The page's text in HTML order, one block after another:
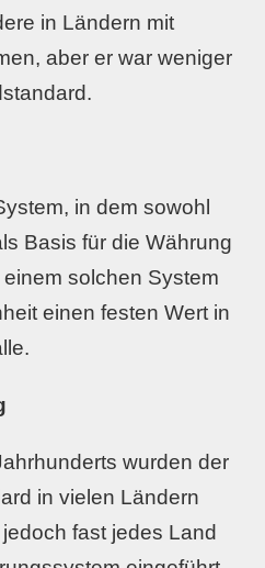
in Ländern mit
aber er war weniger
in dem sowohl
Basis für die Währung
solchen System
einen festen Wert in
wurden der
in vielen Ländern
fast jedes Land